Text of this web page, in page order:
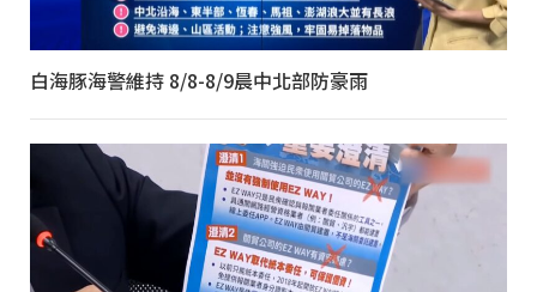
白海豚海警維持 8/8-8/9晨中北部防豪雨